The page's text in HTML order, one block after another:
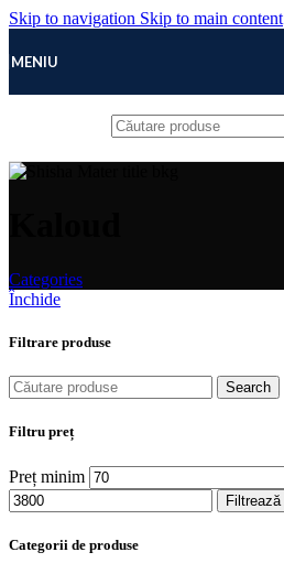
Skip to navigation Skip to main content
MENIU
Categories
Închide
Filtrare produse
Search
Filtru preț
Preț minim
Filtrează
Categorii de produse